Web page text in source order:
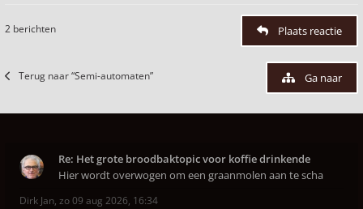
2 berichten Plaats reactie
Terug naar “Semi-automaten” Ga naar
Re: Het grote broodbaktopic voor koffie drinkende
Hier wordt overwogen om een graanmolen aan te scha
Dirk Jan, zo 09 aug 2026, 16:34